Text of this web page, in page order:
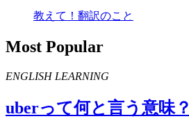
教えて！翻訳のこと
Most Popular
ENGLISH LEARNING
uberって何と言う意味？